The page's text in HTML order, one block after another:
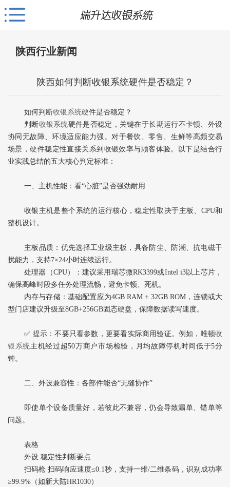
陕西行业新闻
陕西如何判断收银系统硬件是否稳定？
如何判断收银系统硬件是否稳定？
判断收银系统硬件是否稳定，关键在于‌长期运行不卡顿、外设
协同无故障、环境适应能力强‌。对于餐饮、零售、生鲜等高频交易
场景，硬件稳定性直接关系到收银效率与顾客体验。以下是结合行
业实践总结的五大核心判定标准：
一、主机性能：看“心脏”是否强劲耐用
收银主机是整个系统的运行核心，稳定性取决于主板、CPU和
整机设计。
主板品质‌：优先选择工业级主板，具备防尘、防潮、抗电磁干
扰能力，支持7×24小时连续运行。
处理器（CPU）‌：建议采用瑞芯微RK3399或Intel i3以上芯片，
确保高峰时段多任务处理流畅，避免卡顿、死机。
内存与存储‌：基础配置应为4GB RAM + 32GB ROM，连锁或大
型门店建议升级至8GB+256GB固态硬盘，保障数据读写速度。
✅ ‌提示‌：不要只看参数，更要看实际商用验证。例如，唯顿收
银系统主机经过超50万商户市场检验，月均故障停机时间低于5分
钟。
二、外设兼容性：各部件能否“无缝协作”
即使单个设备质量好，若彼此不兼容，仍会导致漏单、错单等
问题。
表格
外设 稳定性判断要点
扫码枪‌ 扫码响应速度≤0.1秒，支持一维/二维条码，识别成功率
≥99.9%（如新大陆HR1030）